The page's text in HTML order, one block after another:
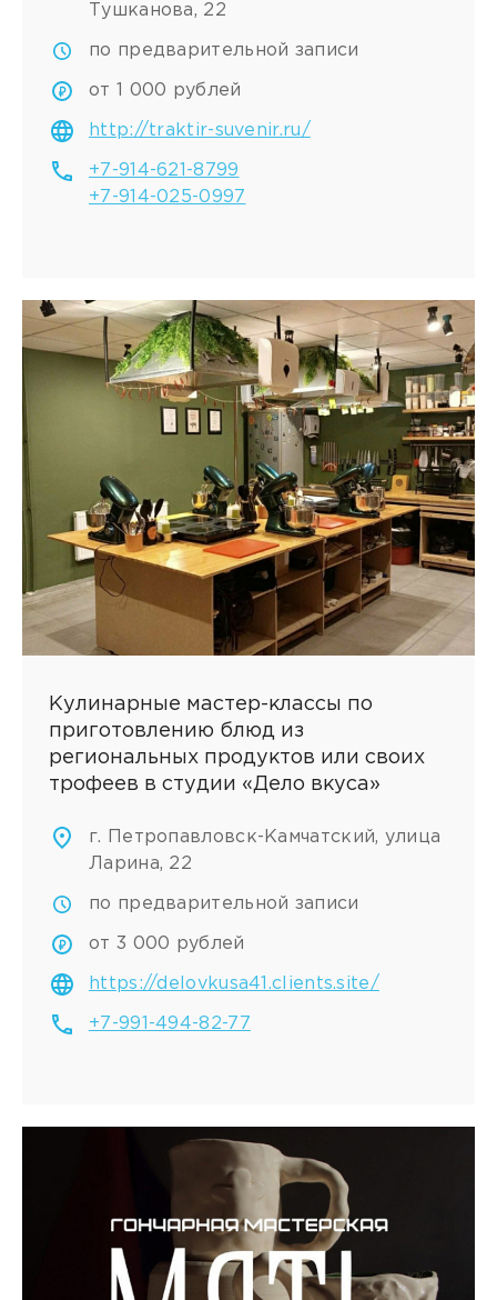
Тушканова, 22
по предварительной записи
от 1 000 рублей
http://traktir-suvenir.ru/
+7-914-621-8799
+7-914-025-0997
Кулинарные мастер-классы по
приготовлению блюд из
региональных продуктов или своих
трофеев в студии «Дело вкуса»
г. Петропавловск-Камчатский, улица
Ларина, 22
по предварительной записи
от 3 000 рублей
https://delovkusa41.clients.site/
+7-991-494-82-77